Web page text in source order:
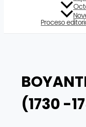
Proceso
(1730 -